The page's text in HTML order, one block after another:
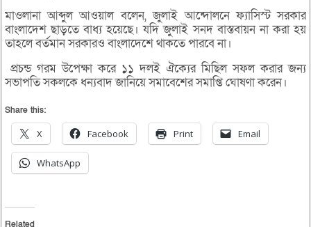
মাওলানা আব্দুল আওয়াল বলেন, জুলাই আন্দোলনে ফ্যাসিস্ট সরকার
বাংলাদেশ ছাড়তে বাধ্য হয়েছে। যদি জুলাই সনদ বাস্তবায়ন না করা হয়
তাহলে বর্তমান সরকারও বাংলাদেশে থাকতে পারবে না।
প্রচন্ড গরম উপেক্ষা করে ১১ দলই ঐক্যের মিছিল সফল করার জন্য
সভাপতি সকলকে ধন্যবাদ জানিয়ে সমাবেশের সমাপ্তি ঘোষণা করেন।
Share this:
X Facebook Print Email
WhatsApp
Related